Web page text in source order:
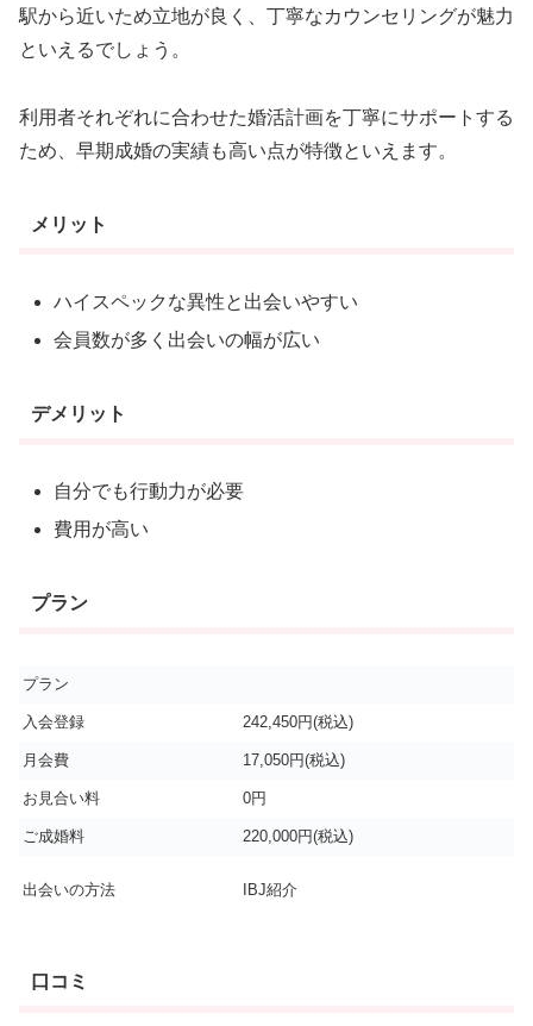
駅から近いため立地が良く、丁寧なカウンセリングが魅力
といえるでしょう。
利用者それぞれに合わせた婚活計画を丁寧にサポートする
ため、早期成婚の実績も高い点が特徴といえます。
メリット
ハイスペックな異性と出会いやすい
会員数が多く出会いの幅が広い
デメリット
自分でも行動力が必要
費用が高い
プラン
プラン
入会登録 242,450円(税込)
月会費 17,050円(税込)
お見合い料 0円
ご成婚料 220,000円(税込)
出会いの方法 IBJ紹介
口コミ